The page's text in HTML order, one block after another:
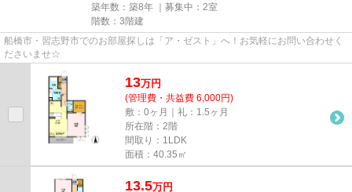
築年数：築8年 ｜募集中： 2室
階数：3階建
船橋市・習志野市でのお部屋探しは「ア・ゼスト」へ！お気軽にお問い合わせく
ださいませ☆
13万円
(管理費・共益費 6,000円)
敷：0ヶ月｜礼：1.5ヶ月
所在階：2階
間取り：1LDK
面積：40.35㎡
13.5万円